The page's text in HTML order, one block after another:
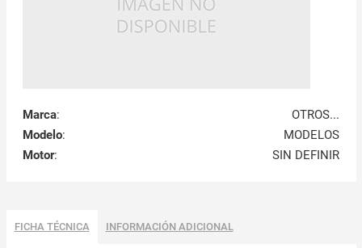
Marca:
OTROS...
Modelo:
MODELOS
Motor: SIN DEFINIR
FICHA TÉCNICA INFORMACIÓN ADICIONAL